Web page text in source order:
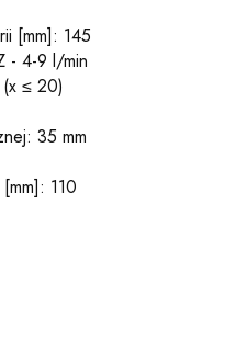
[mm]: 145
- 4-9 l/min
≤ 20)
35 mm
110